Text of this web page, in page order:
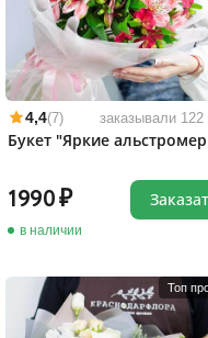
4,4(7) заказывали 122
Букет "Яркие
1990
в наличии
Топ